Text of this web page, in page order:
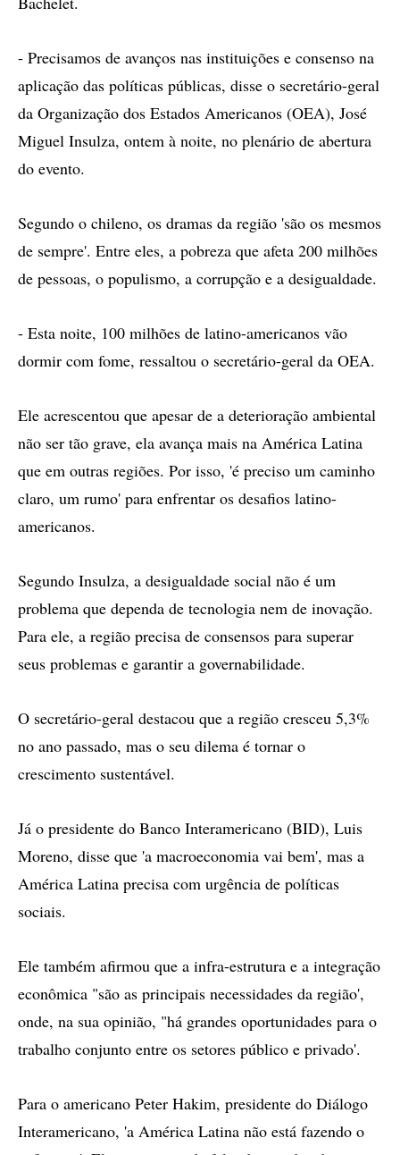
- Precisamos de avanços nas instituições e consenso na
aplicação das políticas públicas, disse o secretário-geral
da Organização dos Estados Americanos (OEA), José
Miguel Insulza, ontem à noite, no plenário de abertura
do evento.
Segundo o chileno, os dramas da região 'são os mesmos
de sempre'. Entre eles, a pobreza que afeta 200 milhões
de pessoas, o populismo, a corrupção e a desigualdade.
- Esta noite, 100 milhões de latino-americanos vão
dormir com fome, ressaltou o secretário-geral da OEA.
Ele acrescentou que apesar de a deterioração ambiental
não ser tão grave, ela avança mais na América Latina
que em outras regiões. Por isso, 'é preciso um caminho
claro, um rumo' para enfrentar os desafios latino-
americanos.
Segundo Insulza, a desigualdade social não é um
problema que dependa de tecnologia nem de inovação.
Para ele, a região precisa de consensos para superar
seus problemas e garantir a governabilidade.
O secretário-geral destacou que a região cresceu 5,3%
no ano passado, mas o seu dilema é tornar o
crescimento sustentável.
Já o presidente do Banco Interamericano (BID), Luis
Moreno, disse que 'a macroeconomia vai bem', mas a
América Latina precisa com urgência de políticas
sociais.
Ele também afirmou que a infra-estrutura e a integração
econômica "são as principais necessidades da região',
onde, na sua opinião, "há grandes oportunidades para o
trabalho conjunto entre os setores público e privado'.
Para o americano Peter Hakim, presidente do Diálogo
Interamericano, 'a América Latina não está fazendo o